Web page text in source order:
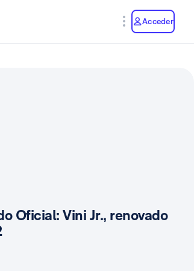
Acceder
Oficial: Vini Jr., renovado